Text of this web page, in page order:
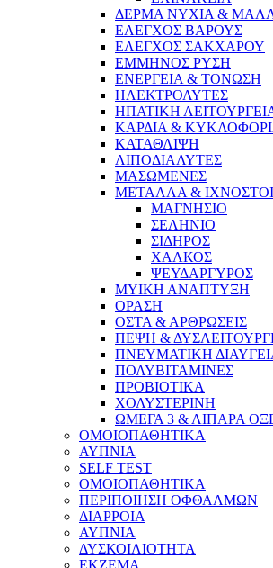
ΔΕΡΜΑ ΝΥΧΙΑ &
ΕΛΕΓΧΟΣ ΒΑΡΟΥΣ
ΕΛΕΓΧΟΣ ΣΑΚΧΑΡΟΥ
ΕΜΜΗΝΟΣ ΡΥΣΗ
ΕΝΕΡΓΕΙΑ & ΤΟΝΩΣΗ
ΗΛΕΚΤΡΟΛΥΤΕΣ
ΗΠΑΤΙΚΗ
ΚΑΡΔΙΑ &
ΚΑΤΑΘΛΙΨΗ
ΛΙΠΟΔΙΑΛΥΤΕΣ
ΜΑΣΩΜΕΝΕΣ
ΜΕΤΑΛΛΑ &
ΜΑΓΝΗΣΙΟ
ΣΕΛΗΝΙΟ
ΣΙΔΗΡΟΣ
ΧΑΛΚΟΣ
ΨΕΥΔΑΡΓΥΡΟΣ
ΜΥΙΚΗ ΑΝΑΠΤΥΞΗ
ΟΡΑΣΗ
ΟΣΤΑ & ΑΡΘΡΩΣΕΙΣ
ΠΕΨΗ &
ΠΝΕΥΜΑΤΙΚΗ
ΠΟΛΥΒΙΤΑΜΙΝΕΣ
ΠΡΟΒΙΟΤΙΚΑ
ΧΟΛΥΣΤΕΡΙΝΗ
ΩΜΕΓΑ 3 & ΛΙΠΑΡΑ
ΟΜΟΙΟΠΑΘΗΤΙΚΑ
ΑΥΠΝΙΑ
SELF TEST
ΟΜΟΙΟΠΑΘΗΤΙΚΑ
ΠΕΡΙΠΟΙΗΣΗ ΟΦΘΑΛΜΩΝ
ΔΙΑΡΡΟΙΑ
ΑΥΠΝΙΑ
ΔΥΣΚΟΙΛΙΟΤΗΤΑ
ΕΚΖΕΜΑ